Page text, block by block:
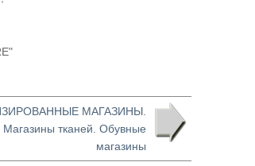
МАГАЗИНЫ.
Магазины тканей. Обувные
магазины